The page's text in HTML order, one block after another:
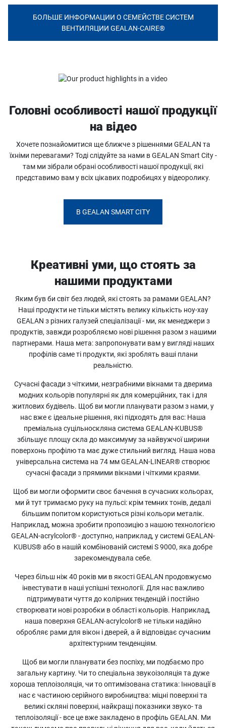
БОЛЬШЕ ИНФОРМАЦИИ О СЕМЕЙСТВЕ СИСТЕМ
ВЕНТИЛЯЦИИ GEALAN-CAIRE®
Головні особливості нашої продукції
на відео
Хочете познайомитися ще ближче з рішеннями GEALAN та
їхніми перевагами? Тоді слідуйте за нами в GEALAN Smart City -
там ми зібрали обрані особливості нашої продукції, які
представимо вам у всіх цікавих подробицях у відеоролику.
В GEALAN SMART CITY
Креативні уми, що стоять за
нашими продуктами
Яким був би світ без людей, які стоять за рамами GEALAN?
Наші продукти не тільки містять велику кількість ноу-хау
GEALAN з різних галузей спеціалізації - ми, як менеджери з
продуктів, завжди розробляємо нові рішення разом з нашими
партнерами. Наша мета: запропонувати вам у вигляді наших
профілів саме ті продукти, які зроблять ваші плани
реальністю.
Сучасні фасади з чіткими, незграбними вікнами та дверима
модних кольорів популярні як для комерційних, так і для
житлових будівель. Щоб ви могли планувати разом з нами, у
нас вже є ідеальне рішення, які підходять для вас: Наша
преміальна суцільноскляна система GEALAN-KUBUS®
збільшує площу скла до максимуму за найвужчої ширини
поверхонь профілю та має дуже стильний вигляд. Наша нова
універсальна система на 74 мм GEALAN-LINEAR® створює
сучасні фасади з прямими вікнами і чіткими краями.
Щоб ви могли оформити своє бачення в сучасних кольорах,
ми й тут тримаємо руку на пульсі: крім темних тонів, дедалі
більшим попитом користуються різні кольори металік.
Наприклад, можна зробити пропозицію з нашою технологією
GEALAN-acrylcolor® - доступно, наприклад, у системі GEALAN-
KUBUS® або в нашій комбінованій системі S 9000, яка добре
зарекомендувала себе.
Через більш ніж 40 років ми в якості GEALAN продовжуємо
інвестувати в наші успішні технології. Для нас важливо
підтримувати чуття до колірних тенденцій і постійно
створювати нові розробки в області кольорів. Наприклад,
наша поверхня GEALAN-acrylcolor® не тільки надійно
обробляє рами для вікон і дверей, а й відповідає сучасним
архітектурним тенденціям.
Щоб ви могли планувати без поспіху, ми подбаємо про
загальну картину. Чи то спеціальна звукоізоляція та дуже
хороша теплоізоляція, чи то оптимізована статика: Інновації в
нас є частиною серійного виробництва: міцні поверхні та
великі скляні поверхні, найкращі показники звуко- та
теплоізоляції - все це вже закладено в профіль GEALAN. Ми